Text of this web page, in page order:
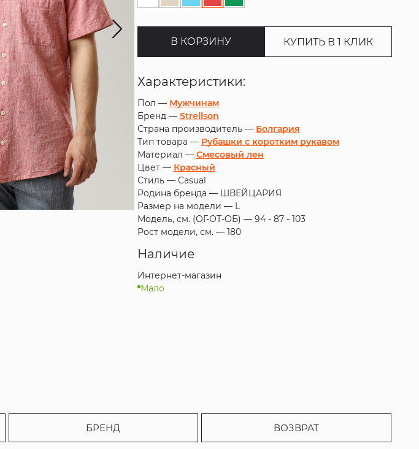
В КОРЗИНУ КУПИТЬ В 1 КЛИК
Характеристики:
Пол — Мужчинам
Бренд — Strellson
Страна производитель — Болгария
Тип товара — Рубашки с коротким рукавом
Материал — Смесовый лен
Цвет — Красный
Стиль — Casual
Родина бренда — ШВЕЙЦАРИЯ
Размер на модели — L
Модель, см. (ОГ-ОТ-ОБ) — 94 - 87 - 103
Рост модели, см. — 180
Наличие
Интернет-магазин
Мало
БРЕНД ВОЗВРАТ